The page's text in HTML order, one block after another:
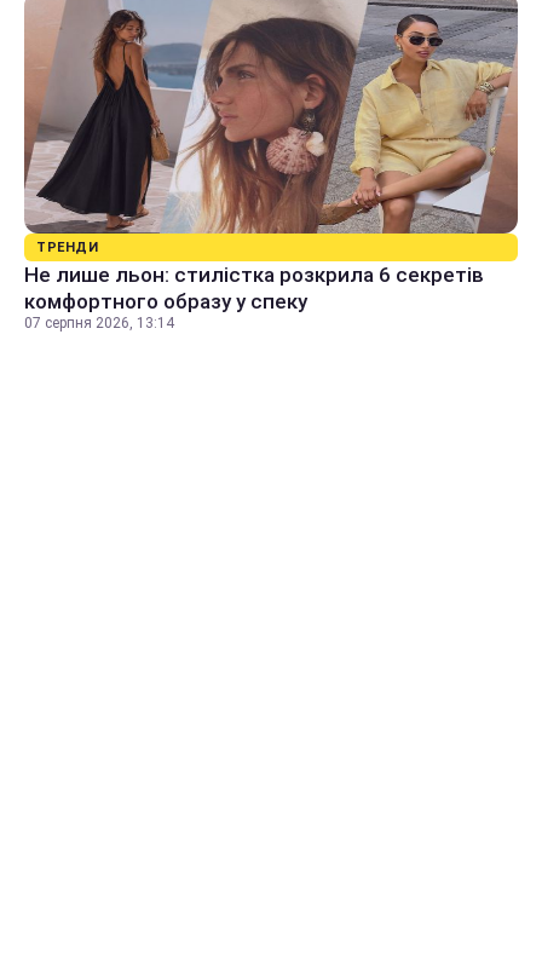
ТРЕНДИ
Не лише льон: стилістка розкрила 6 секретів
комфортного образу у спеку
07 серпня 2026, 13:14